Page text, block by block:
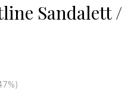
Sandalett /
%)